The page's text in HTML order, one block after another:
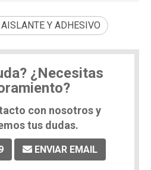
Y ADHESIVO
¿Necesitas
con nosotros y
tus dudas.
ENVIAR EMAIL